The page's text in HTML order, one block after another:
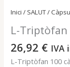
Inici / SALUT/
L-Triptòfan
26,92 € IVA
L-Triptòfan 100